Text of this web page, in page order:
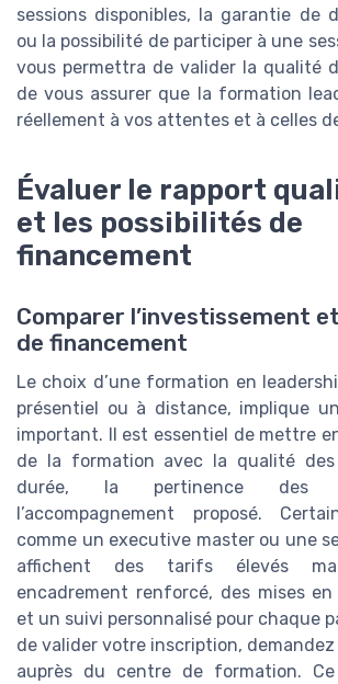
sessions disponibles, la garantie de
ou la possibilité de participer à une
vous permettra de valider la qualité
de vous assurer que la formation
réellement à vos attentes et à celles
Évaluer le rapport
et les possibilités de
financement
Comparer l’investissement
de financement
Le choix d’une formation en
présentiel ou à distance, implique
important. Il est essentiel de mettre
de la formation avec la qualité des
durée, la pertinence des
l’accompagnement proposé.
comme un executive master ou une
affichent des tarifs élevés
encadrement renforcé, des mises
et un suivi personnalisé pour chaque
de valider votre inscription,
auprès du centre de formation.